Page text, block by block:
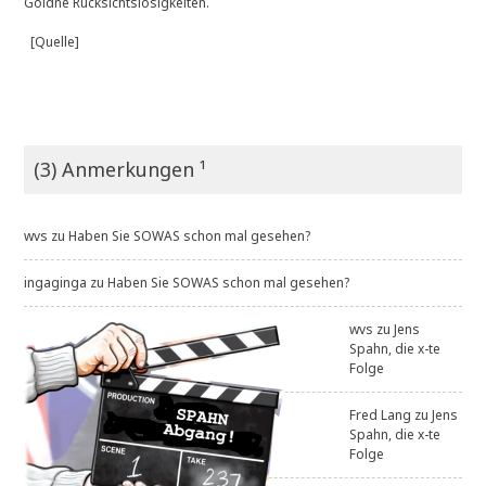
[Quelle]
(3) Anmerkungen ¹
wvs zuHaben Sie SOWAS schon mal gesehen?
ingaginga zuHaben Sie SOWAS schon mal gesehen?
wvs zuJens
Spahn, die x-te
Folge
Fred Lang zuJens
Spahn, die x-te
Folge